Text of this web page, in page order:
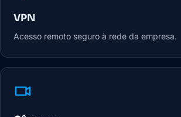
VPN
Acesso remoto seguro à rede da empresa.